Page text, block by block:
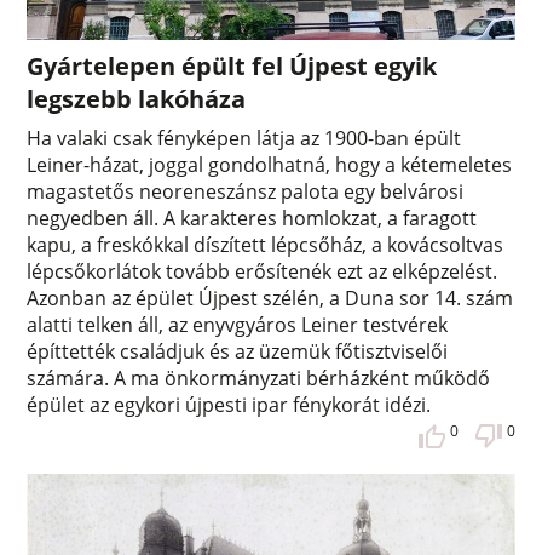
Gyártelepen épült fel Újpest egyik
legszebb lakóháza
Ha valaki csak fényképen látja az 1900-ban épült
Leiner-házat, joggal gondolhatná, hogy a kétemeletes
magastetős neoreneszánsz palota egy belvárosi
negyedben áll. A karakteres homlokzat, a faragott
kapu, a freskókkal díszített lépcsőház, a kovácsoltvas
lépcsőkorlátok tovább erősítenék ezt az elképzelést.
Azonban az épület Újpest szélén, a Duna sor 14. szám
alatti telken áll, az enyvgyáros Leiner testvérek
építtették családjuk és az üzemük főtisztviselői
számára. A ma önkormányzati bérházként működő
épület az egykori újpesti ipar fénykorát idézi.
0 0